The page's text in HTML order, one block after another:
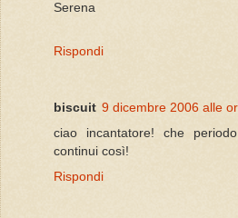
Serena
Rispondi
biscuit 9 dicembre 2006 alle
ciao incantatore! che
continui così!
Rispondi